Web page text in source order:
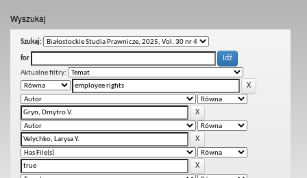
Wyszukaj
Szukaj:
for
Aktualne filtry: